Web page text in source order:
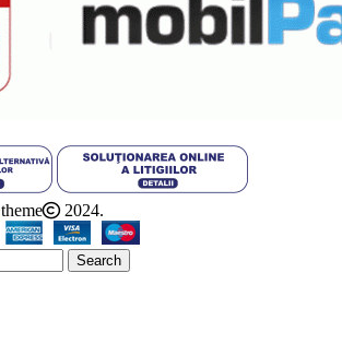
theme 2024.
Search